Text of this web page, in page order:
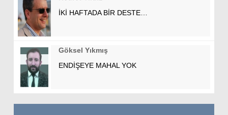
İKİ HAFTADA BİR DESTE…
Göksel Yıkmış
ENDİŞEYE MAHAL YOK